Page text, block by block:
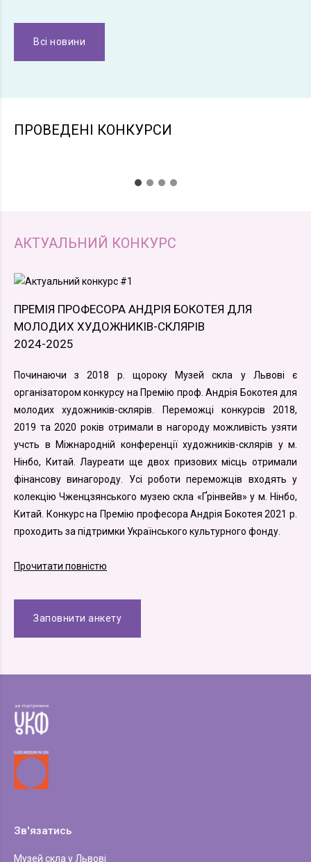
Всі новини
ПРОВЕДЕНІ КОНКУРСИ
АКТУАЛЬНИЙ КОНКУРС
ПРЕМІЯ ПРОФЕСОРА АНДРІЯ БОКОТЕЯ ДЛЯ
МОЛОДИХ ХУДОЖНИКІВ-СКЛЯРІВ
2024-2025
Починаючи з 2018 р. щороку Музей скла у Львові є
організатором конкурсу на Премію проф. Андрія Бокотея для
молодих художників-склярів. Переможці конкурсів 2018,
2019 та 2020 років отримали в нагороду можливість узяти
учсть в Міжнародній конференції художників-склярів у м.
Нінбо, Китай. Лауреати ще двох призових місць отримали
фінансову винагороду. Усі роботи переможців входять у
колекцію Чженцзянського музею скла «Ґрінвейв» у м. Нінбо,
Китай. Конкурс на Премію професора Андрія Бокотея 2021 р.
проходить за підтримки Українського культурного фонду.
Прочитати повністю
Заповнити анкету
Зв'язатись
Музей скла у Львові